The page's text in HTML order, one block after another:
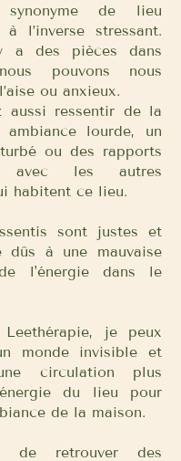
de lieu
l’inverse stressant.
a des pièces dans
pouvons nous
ou anxieux.
aussi ressentir de la
lourde, un
ou des rapports
avec les autres
habitent ce lieu.
sont justes et
dûs à une mauvaise
l'énergie dans le
je peux
monde invisible et
circulation plus
du lieu pour
de la maison.
de retrouver des